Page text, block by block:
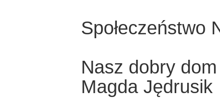
Społeczeństwo
Nasz dobry dom
Magda Jędrusik